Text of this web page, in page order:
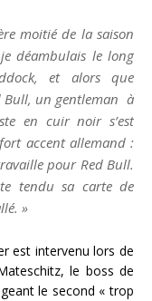
moitié de la saison
déambulais le long
et alors que
Bull, un gentleman à
en cuir noir s’est
accent allemand :
pour Red Bull.
tendu sa carte de
»
est intervenu lors de
le boss de
le second « trop